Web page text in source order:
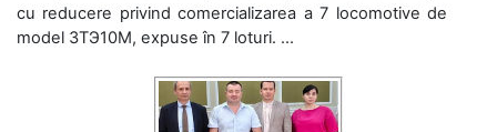
cu reducere privind comercializarea a 7 locomotive de
model 3ТЭ10М, expuse în 7 loturi. ...